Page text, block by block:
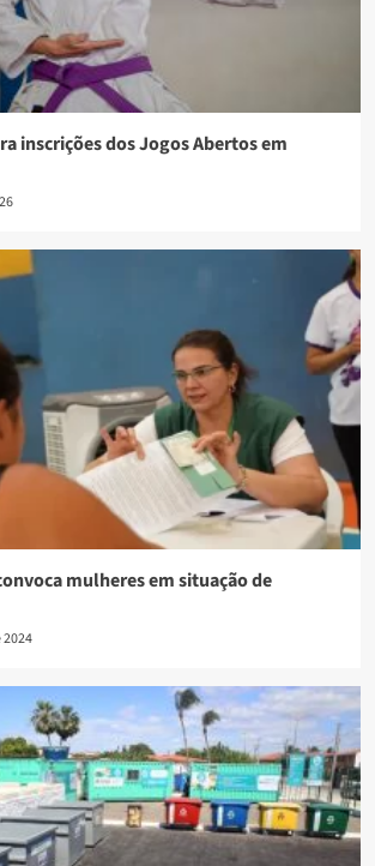
inscrições dos Jogos Abertos em
mulheres em situação de